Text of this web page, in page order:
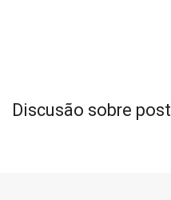
Discusão sobre post